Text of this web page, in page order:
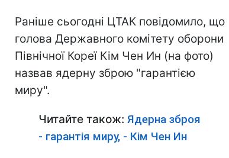
Раніше сьогодні ЦТАК повідомило, що
голова Державного комітету оборони
Північної Кореї Кім Чен Ин (на фото)
назвав ядерну зброю "гарантією
миру".
Читайте також: Ядерна зброя
- гарантія миру, - Кім Чен Ин